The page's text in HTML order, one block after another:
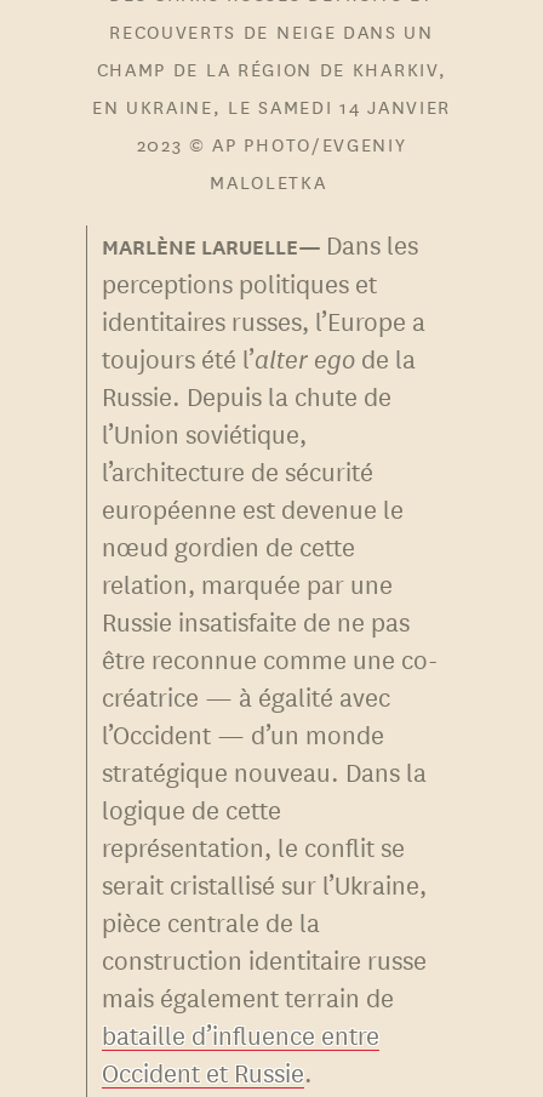
RECOUVERTS DE NEIGE DANS UN
CHAMP DE LA RÉGION DE KHARKIV,
EN UKRAINE, LE SAMEDI 14 JANVIER
2023 © AP PHOTO/EVGENIY
MALOLETKA
Dans les
perceptions politiques et
identitaires russes, l’Europe a
toujours été l’alter ego de la
Russie. Depuis la chute de
l’Union soviétique,
l’architecture de sécurité
européenne est devenue le
nœud gordien de cette
relation, marquée par une
Russie insatisfaite de ne pas
être reconnue comme une co-
créatrice — à égalité avec
l’Occident — d’un monde
stratégique nouveau. Dans la
logique de cette
représentation, le conflit se
serait cristallisé sur l’Ukraine,
pièce centrale de la
construction identitaire russe
mais également terrain de
bataille d’influence entre
Occident et Russie.